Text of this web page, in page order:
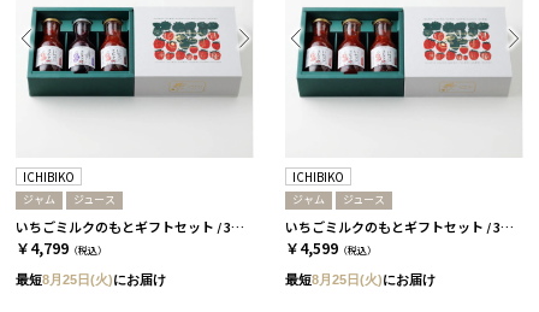
ICHIBIKO
ジャム ジュース
いちごミルクのもとギフトセット / 3本 いちご・ぶるーべりー［ICHIBIKO］
￥4,799 （税込）
最短8月25日(火)にお届け
ICHIBIKO
ジャム ジュース
いちごミルクのもとギフトセット / 3本 いちご［ICHIBIKO］
￥4,599 （税込）
最短8月25日(火)にお届け